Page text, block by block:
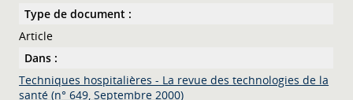
Type de document :
Article
Dans :
Techniques hospitalières - La revue des technologies de la
santé (n° 649, Septembre 2000)